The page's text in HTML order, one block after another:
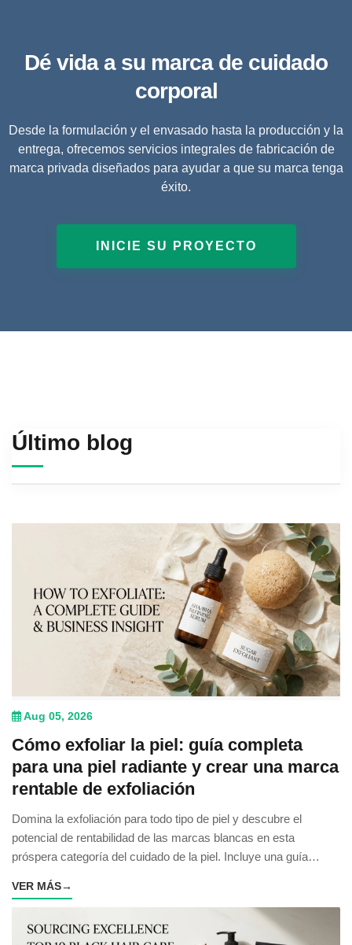
Dé vida a su marca de cuidado
corporal
Desde la formulación y el envasado hasta la producción y la
entrega, ofrecemos servicios integrales de fabricación de
marca privada diseñados para ayudar a que su marca tenga
éxito.
INICIE SU PROYECTO
Último blog
Aug 05, 2026
Cómo exfoliar la piel: guía completa
para una piel radiante y crear una marca
rentable de exfoliación
Domina la exfoliación para todo tipo de piel y descubre el
potencial de rentabilidad de las marcas blancas en esta
próspera categoría del cuidado de la piel. Incluye una guía
VER MÁS→